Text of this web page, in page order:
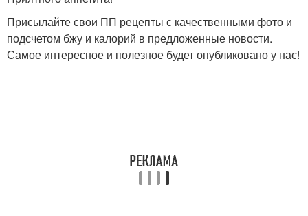
Присылайте свои ПП рецепты с качественными фото и
подсчетом бжу и калорий в предложенные новости.
Самое интересное и полезное будет опубликовано у нас!